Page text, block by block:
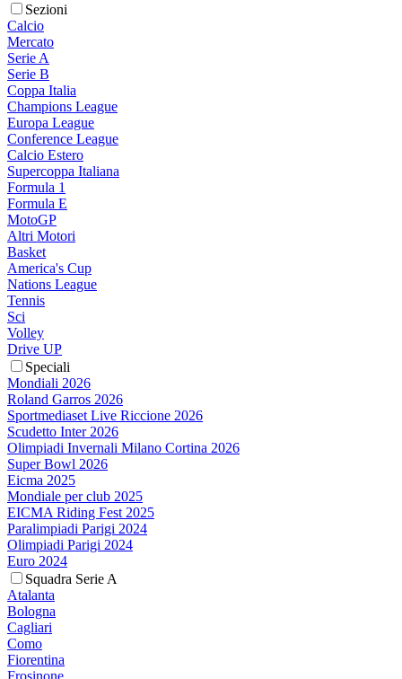
Sezioni
Calcio
Mercato
Serie A
Serie B
Coppa Italia
Champions League
Europa League
Conference League
Calcio Estero
Supercoppa Italiana
Formula 1
Formula E
MotoGP
Altri Motori
Basket
America's Cup
Nations League
Tennis
Sci
Volley
Drive UP
Speciali
Mondiali 2026
Roland Garros 2026
Sportmediaset Live Riccione 2026
Scudetto Inter 2026
Olimpiadi Invernali Milano Cortina 2026
Super Bowl 2026
Eicma 2025
Mondiale per club 2025
EICMA Riding Fest 2025
Paralimpiadi Parigi 2024
Olimpiadi Parigi 2024
Euro 2024
Squadra Serie A
Atalanta
Bologna
Cagliari
Como
Fiorentina
Frosinone